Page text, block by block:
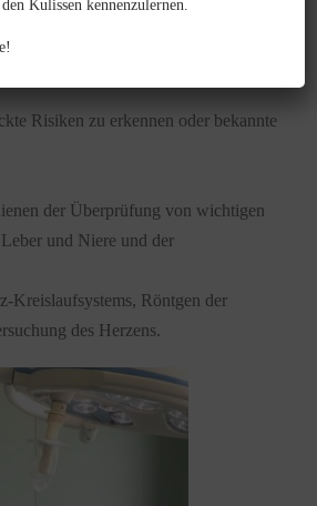
Boxen mit Fußbodenheizung
Risiken zu erkennen oder bekannte
der Überprüfung von wichtigen
und Niere und der
Kreislaufsystems, Röntgen der
des Herzens.
Kulissen kennenzulernen.